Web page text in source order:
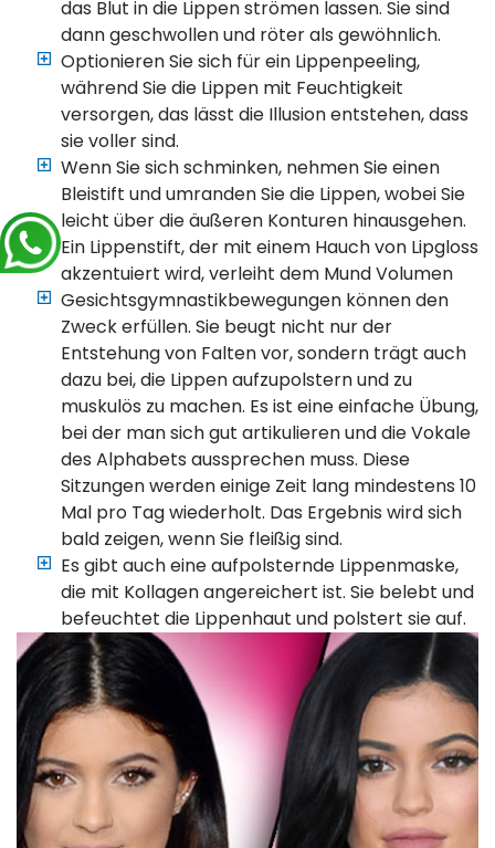
das Blut in die Lippen strömen lassen. Sie sind
dann geschwollen und röter als gewöhnlich.
Optionieren Sie sich für ein Lippenpeeling,
während Sie die Lippen mit Feuchtigkeit
versorgen, das lässt die Illusion entstehen, dass
sie voller sind.
Wenn Sie sich schminken, nehmen Sie einen
Bleistift und umranden Sie die Lippen, wobei Sie
leicht über die äußeren Konturen hinausgehen.
Ein Lippenstift, der mit einem Hauch von Lipgloss
akzentuiert wird, verleiht dem Mund Volumen
Gesichtsgymnastikbewegungen können den
Zweck erfüllen. Sie beugt nicht nur der
Entstehung von Falten vor, sondern trägt auch
dazu bei, die Lippen aufzupolstern und zu
muskulös zu machen. Es ist eine einfache Übung,
bei der man sich gut artikulieren und die Vokale
des Alphabets aussprechen muss. Diese
Sitzungen werden einige Zeit lang mindestens 10
Mal pro Tag wiederholt. Das Ergebnis wird sich
bald zeigen, wenn Sie fleißig sind.
Es gibt auch eine aufpolsternde Lippenmaske,
die mit Kollagen angereichert ist. Sie belebt und
befeuchtet die Lippenhaut und polstert sie auf.